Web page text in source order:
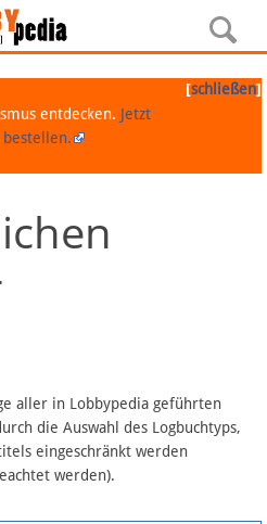
[schließen]
entdecken. Jetzt
aller in Lobbypedia geführten
die Auswahl des Logbuchtyps,
eingeschränkt werden
werden).